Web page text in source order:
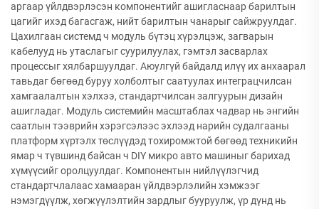
аргаар үйлдвэрлэсэн компонентийг ашигласнаар барилтын
цагийг ихэд багасгаж, нийт барилтын чанарыг сайжруулдаг.
Цахилгаан системд ч модуль бүтэц хүрэлцэж, загварын
кабелууд нь утаслагыг суурилуулах, гэмтэл засварлах
процессыг хялбаршуулдаг. Аюулгүй байдалд илүү их анхаарал
тавьдаг бөгөөд буруу холболтыг саатуулах интеграцчилсан
хамгаалалтын хэлхээ, стандартчилсан залгуурын дизайн
ашигладаг. Модуль системийн масштаблах чадвар нь энгийн
саатлын тээврийн хэрэгсэлээс эхлээд нарийн судалгааны
платформ хүртэлх төслүүдэд тохиромжтой бөгөөд техникийн
ямар ч түвшинд байсан ч DIY микро авто машиныг барихад
хүмүүсийг оролцуулдаг. Компонентын нийлүүлэгчид
стандартчлалаас хамааран үйлдвэрлэлийн хэмжээг
нэмэгдүүлж, хөгжүүлэлтийн зардлыг бууруулж, үр дүнд нь